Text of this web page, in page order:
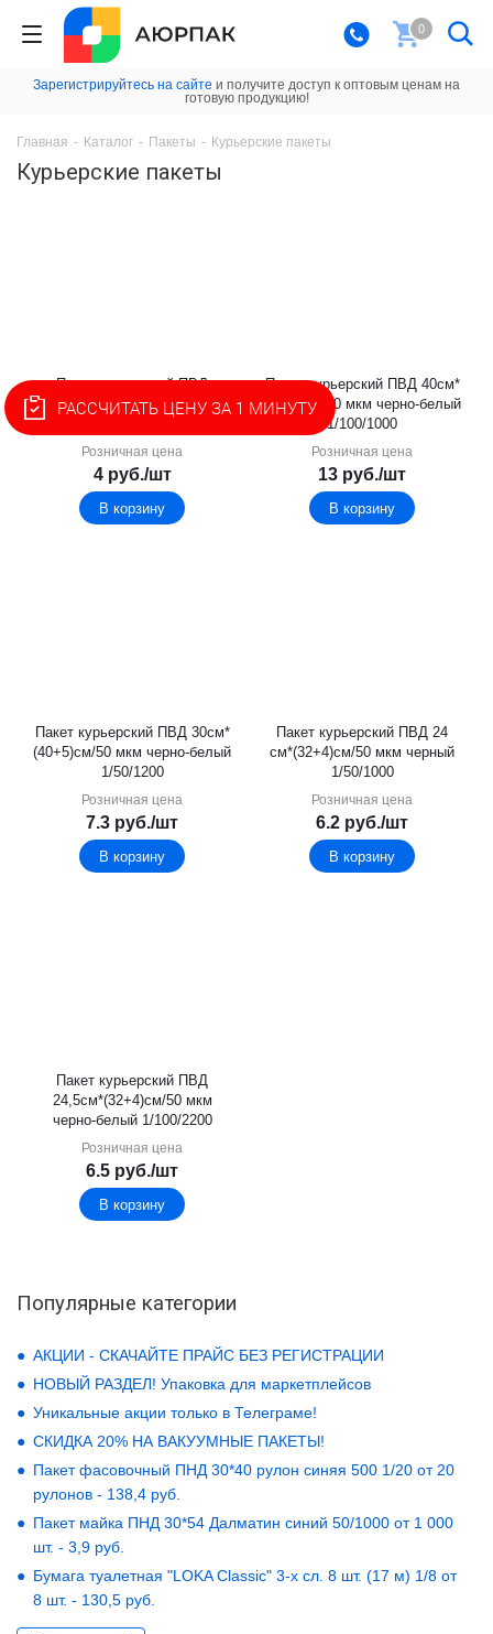
0
Зарегистрируйтесь на сайте и получите доступ к оптовым ценам на
готовую продукцию!
Главная - Каталог - Пакеты - Курьерские пакеты
Курьерские пакеты
Пакет курьерский ПВД
16,5см*(24+4)см/50 мкм
Розничная цена
4руб./шт
В корзину
Пакет курьерский ПВД 40см*
(50+5)см/50 мкм черно-белый
1/100/1000
Розничная цена
13 руб./шт
В корзину
Пакет курьерский ПВД 30см*
(40+5)см/50 мкм черно-белый
1/50/1200
Розничная цена
7.3 руб./шт
В корзину
Пакет курьерский ПВД 24
см*(32+4)см/50 мкм черный
1/50/1000
Розничная цена
6.2 руб./шт
В корзину
Пакет курьерский ПВД
24,5см*(32+4)см/50 мкм
черно-белый 1/100/2200
Розничная цена
6.5 руб./шт
В корзину
Популярные категории
АКЦИИ - СКАЧАЙТЕ ПРАЙС БЕЗ РЕГИСТРАЦИИ
НОВЫЙ РАЗДЕЛ! Упаковка для маркетплейсов
Уникальные акции только в Телеграме!
СКИДКА 20% НА ВАКУУМНЫЕ ПАКЕТЫ!
Пакет фасовочный ПНД 30*40 рулон синяя 500 1/20 от 20
рулонов - 138,4 руб.
Пакет майка ПНД 30*54 Далматин синий 50/1000 от 1 000
шт. - 3,9 руб.
Бумага туалетная "LOKA Classic" 3-х сл. 8 шт. (17 м) 1/8 от
8 шт. - 130,5 руб.
РАССЧИТАТЬ ЦЕНУ ЗА 1 МИНУТУ